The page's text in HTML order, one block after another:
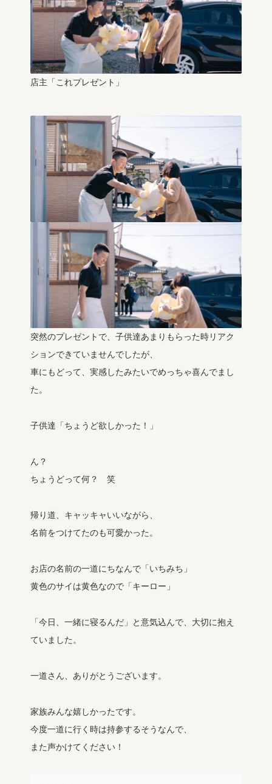
店主「これプレゼント」
突然のプレゼントで、子供達あまりもらった時リアク
ションできていませんでしたが、
車にもどって、実感したみたいでめっちゃ喜んでまし
た。
子供達「ちょうど欲しかった！」
ん？
ちょうどって何？ 笑
帰り道、キャッキャいいながら、
名前をつけてたのも可愛かった。
お店の名前の一道にちなんで「いちみち」
黄色のサイは黄色なので「キーロー」
「今日、一緒に寝るんだ」と意気込んで、大切に抱え
ていました。
一道さん、ありがとうございます。
家族みんな嬉しかったです。
今度一道に行く時は持参するそうなんで、
また声かけてください！